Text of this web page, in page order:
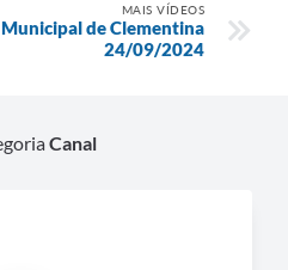
MAIS VÍDEOS
de Clementina
24/09/2024
Canal